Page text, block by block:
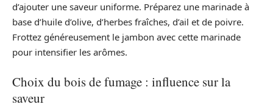
d’ajouter une saveur uniforme. Préparez une marinade à
base d’huile d’olive, d’herbes fraîches, d’ail et de poivre.
Frottez généreusement le jambon avec cette marinade
pour intensifier les arômes.
Choix du bois de fumage : influence sur la
saveur